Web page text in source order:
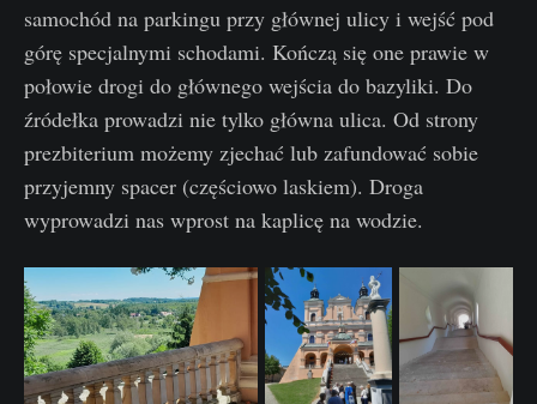
samochód na parkingu przy głównej ulicy i wejść pod
górę specjalnymi schodami. Kończą się one prawie w
połowie drogi do głównego wejścia do bazyliki. Do
źródełka prowadzi nie tylko główna ulica. Od strony
prezbiterium możemy zjechać lub zafundować sobie
przyjemny spacer (częściowo laskiem). Droga
wyprowadzi nas wprost na kaplicę na wodzie.